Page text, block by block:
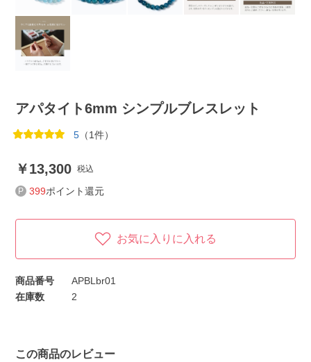
アパタイト6mm シンプルブレスレット
5 （1件）
13,300 税込
399ポイント還元
お気に入りに入れる
商品番号
APBLbr01
在庫数
2
この商品のレビュー